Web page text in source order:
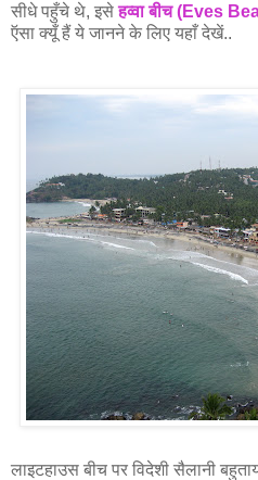
सीधे पहुँचे थे, इसेहव्वा बीच (Eves
ऍसा क्यूँ हैं ये जानने के लिए यहाँ देखें..
लाइटहाउस बीच पर विदेशी सैलानी